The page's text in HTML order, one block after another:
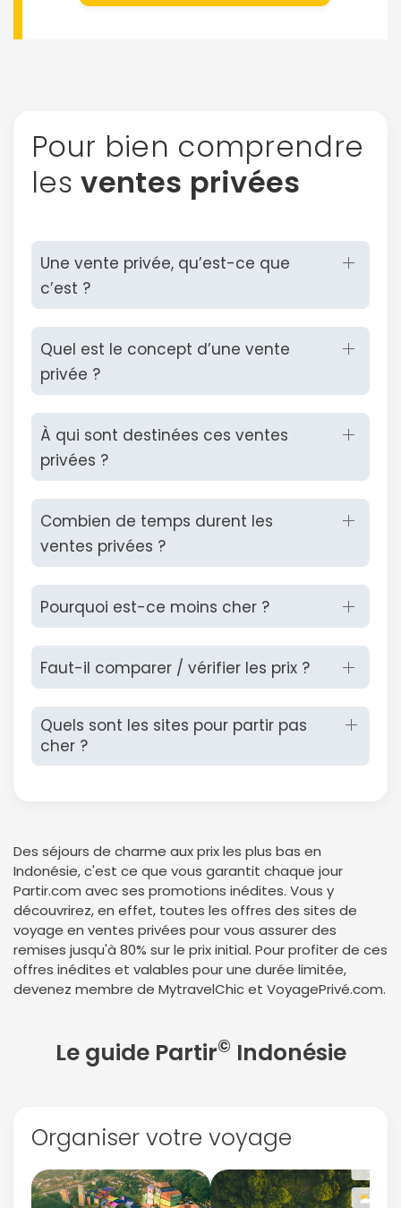
Pour bien comprendre
lesventes privées
Une vente privée, qu’est-ce que
c’est ?
Quel est le concept d’une vente
privée ?
À qui sont destinées ces ventes
privées ?
Combien de temps durent les
ventes privées ?
Pourquoi est-ce moins cher ?
Faut-il comparer / vérifier les prix ?
Quels sont les sites pour partir pas
cher ?
Des séjours de charme aux prix les plus bas en
Indonésie, c'est ce que vous garantit chaque jour
Partir.com avec ses promotions inédites. Vous y
découvrirez, en effet, toutes les offres des sites de
voyage en ventes privées pour vous assurer des
remises jusqu'à 80% sur le prix initial. Pour profiter de ces
offres inédites et valables pour une durée limitée,
devenez membre de MytravelChic et VoyagePrivé.com.
Le guide Partir© Indonésie
Organiser votre voyage
ou connectez-vous par mail